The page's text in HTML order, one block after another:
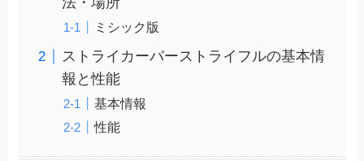
ミシック版
ストライカーバーストライフルの基本情
報と性能
基本情報
性能